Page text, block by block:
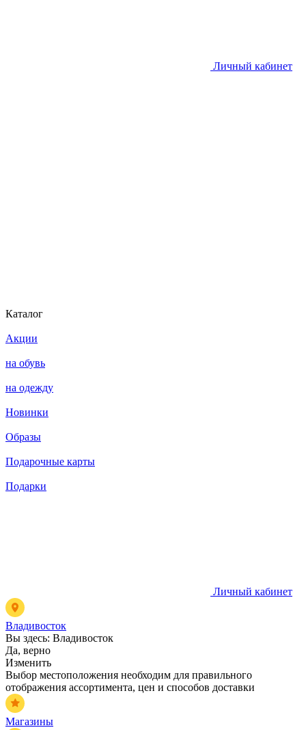
Личный кабинет
Каталог
Акции
на обувь
на одежду
Новинки
Образы
Подарочные карты
Подарки
Личный кабинет
Владивосток
Вы здесь: Владивосток
Да, верно
Изменить
Выбор местоположения необходим для правильного
отображения ассортимента, цен и способов доставки
Магазины